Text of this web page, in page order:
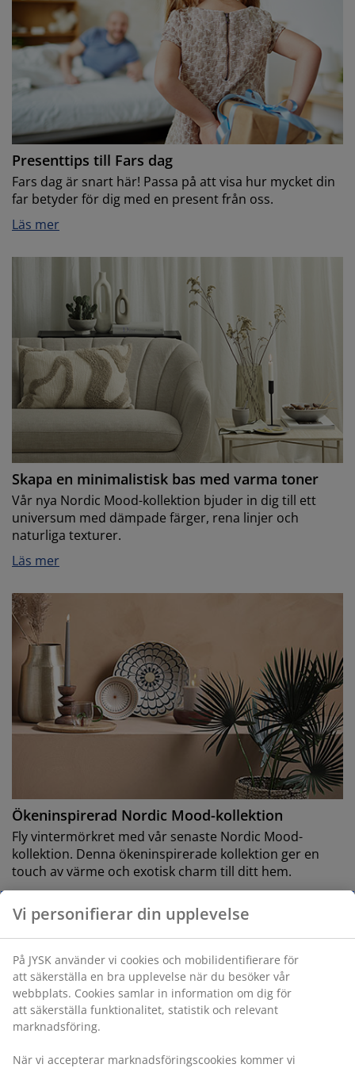
Presenttips till Fars dag
Fars dag är snart här! Passa på att visa hur mycket din
far betyder för dig med en present från oss.
Läs mer
Skapa en minimalistisk bas med varma toner
Vår nya Nordic Mood-kollektion bjuder in dig till ett
universum med dämpade färger, rena linjer och
naturliga texturer.
Läs mer
Ökeninspirerad Nordic Mood-kollektion
Fly vintermörkret med vår senaste Nordic Mood-
kollektion. Denna ökeninspirerade kollektion ger en
touch av värme och exotisk charm till ditt hem.
Vi personifierar din upplevelse
På JYSK använder vi cookies och mobilidentifierare för
att säkerställa en bra upplevelse när du besöker vår
webbplats. Cookies samlar in information om dig för
att säkerställa funktionalitet, statistik och relevant
marknadsföring.
När vi accepterar marknadsföringscookies kommer vi